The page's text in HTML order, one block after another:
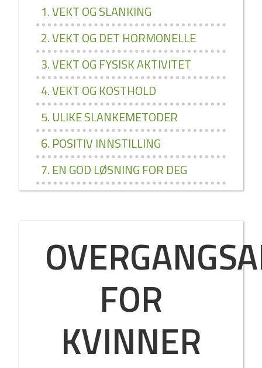
1. VEKT OG SLANKING
2. VEKT OG DET HORMONELLE
3. VEKT OG FYSISK AKTIVITET
4. VEKT OG KOSTHOLD
5. ULIKE SLANKEMETODER
6. POSITIV INNSTILLING
7. EN GOD LØSNING FOR DEG
FOR
KVINNER